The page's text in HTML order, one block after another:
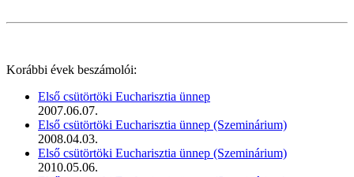
Korábbi évek beszámolói:
Első csütörtöki Eucharisztia ünnep
2007.06.07.
Első csütörtöki Eucharisztia ünnep (Szeminárium)
2008.04.03.
Első csütörtöki Eucharisztia ünnep (Szeminárium)
2010.05.06.